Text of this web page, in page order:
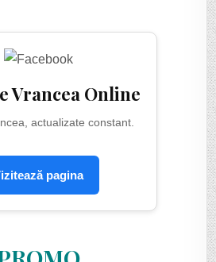
Vrancea Online
actualizate constant.
pagina